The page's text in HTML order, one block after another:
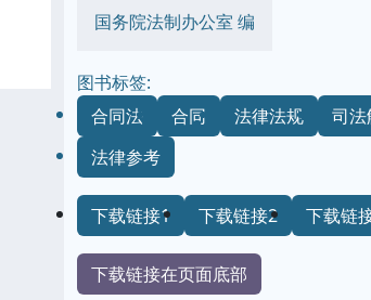
国务院法制办公室 编
图书标签:
合同法
合同 法律法规 司法
法律参考
下载链接1 下载链接2 下载链
下载链接在页面底部